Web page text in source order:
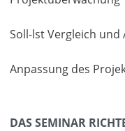
Soll-lst Vergleich und
Anpassung des
DAS SEMINAR